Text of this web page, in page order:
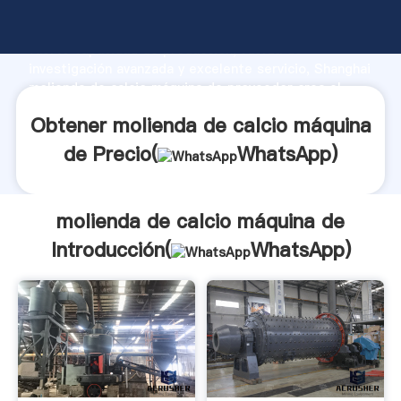
fuerte capacidad de producción, fuerza de
molienda de calcio máquina de proveedor crea el
Obtener molienda de calcio máquina
de Precio(
WhatsApp)
molienda de calcio máquina de
Introducción(
WhatsApp)